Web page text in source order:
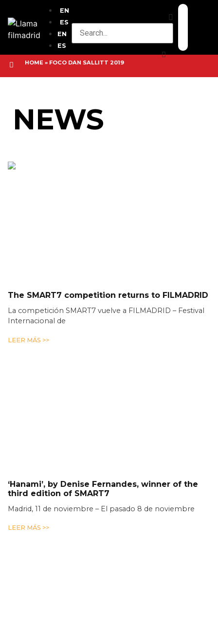
EN
ES
EN
ES
HOME » FOCO DAN SALLITT 2019
NEWS
The SMART7 competition returns to FILMADRID
La competición SMART7 vuelve a FILMADRID – Festival
Internacional de
LEER MÁS >>
‘Hanami’, by Denise Fernandes, winner of the
third edition of SMART7
Madrid, 11 de noviembre – El pasado 8 de noviembre
LEER MÁS >>